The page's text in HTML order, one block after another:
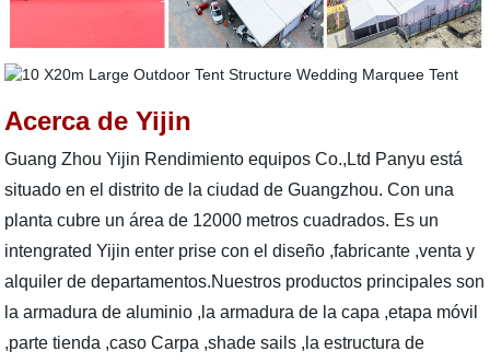
Acerca de Yijin
Guang Zhou Yijin Rendimiento equipos Co.,Ltd Panyu está
situado en el distrito de la ciudad de Guangzhou. Con una
planta cubre un área de 12000 metros cuadrados. Es un
intengrated Yijin enter prise con el diseño ,fabricante ,venta y
alquiler de departamentos.Nuestros productos principales son
la armadura de aluminio ,la armadura de la capa ,etapa móvil
,parte tienda ,caso Carpa ,shade sails ,la estructura de